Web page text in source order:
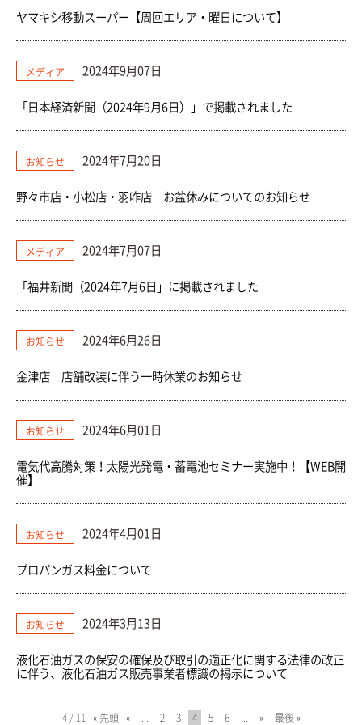
ヤマキシ移動スーパー【周回エリア・曜日について】
メディア 2024年9月07日
「日本経済新聞（2024年9月6日）」で掲載されました
お知らせ 2024年7月20日
野々市店・小松店・羽咋店 お盆休みについてのお知らせ
メディア 2024年7月07日
「福井新聞（2024年7月6日」に掲載されました
お知らせ 2024年6月26日
金津店 店舗改装に伴う一時休業のお知らせ
お知らせ 2024年6月01日
電気代高騰対策！太陽光発電・蓄電池セミナー実施中！【WEB開
催】
お知らせ 2024年4月01日
プロパンガス料金について
お知らせ 2024年3月13日
液化⽯油ガスの保安の確保及び取引の適正化に関する法律の改正
に伴う、液化⽯油ガス販売事業者標識の掲⽰について
4 / 11 « 先頭 « 2 3 4 5 6 » 最後 »